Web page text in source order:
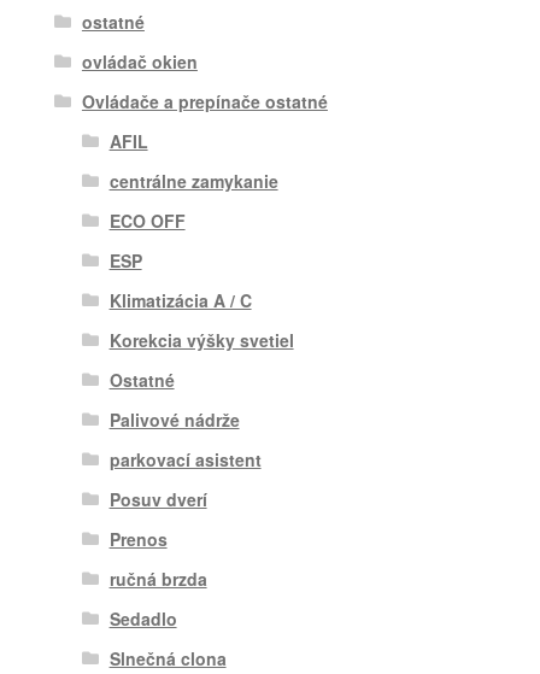
ostatné
ovládač okien
Ovládače a prepínače ostatné
AFIL
centrálne zamykanie
ECO OFF
ESP
Klimatizácia A / C
Korekcia výšky svetiel
Ostatné
Palivové nádrže
parkovací asistent
Posuv dverí
Prenos
ručná brzda
Sedadlo
Slnečná clona